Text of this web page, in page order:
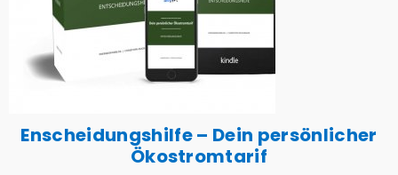
Enscheidungshilfe – Dein persönlicher
Ökostromtarif